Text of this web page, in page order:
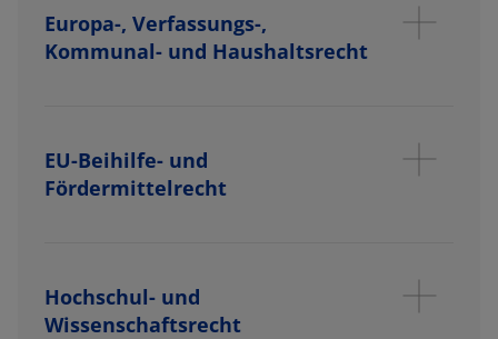
Europa-, Verfassungs-,
Kommunal- und Haushaltsrecht
EU-Beihilfe- und
Fördermittelrecht
Hochschul- und
Wissenschaftsrecht